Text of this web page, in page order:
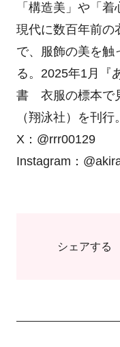
「構造美」や「
現代に数百年前の
で、服飾の美を触
る。 2025年1月『
書 衣服の標本で
（翔泳社）を刊行。
X： @rrr00129
Instagram ：
シェアする